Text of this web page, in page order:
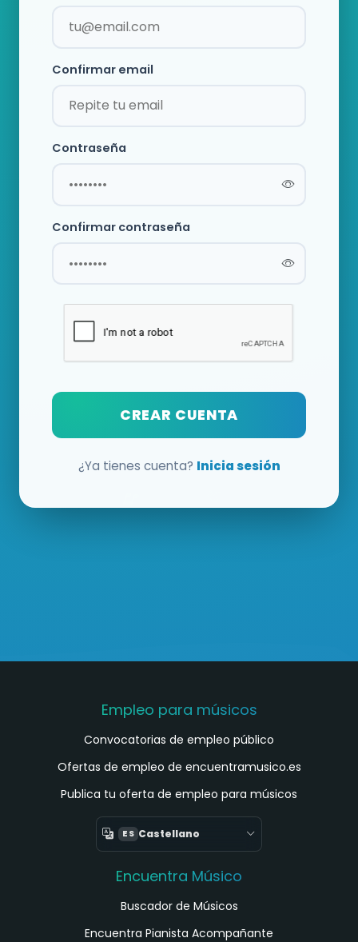
Confirmar email
Contraseña
Confirmar contraseña
CREAR CUENTA
¿Ya tienes cuenta? Inicia sesión
Empleo para músicos
Convocatorias de empleo público
Ofertas de empleo de encuentramusico.es
Publica tu oferta de empleo para músicos
ES Castellano
Encuentra Músico
Buscador de Músicos
Encuentra Pianista Acompañante